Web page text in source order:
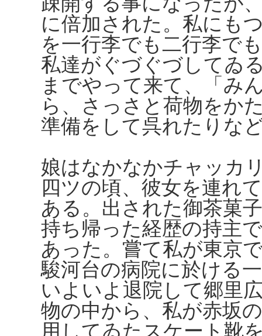
に倍加された。私にも
を一行李でも二行李で
私達がぐづぐづしてゐ
までやって来て、「み
ら、さっさと荷物をか
準備をして呉れたりな
娘はなかなかチャッカ
四ツの頃、彼女を連れ
ある。出された御茶菓
持ち帰った経歴の持主
あった。嘗て私が東京
駿河台の病院に於ける
いよいよ退院して郷里
物の中から、私が赤坂
用してゐたスケート靴